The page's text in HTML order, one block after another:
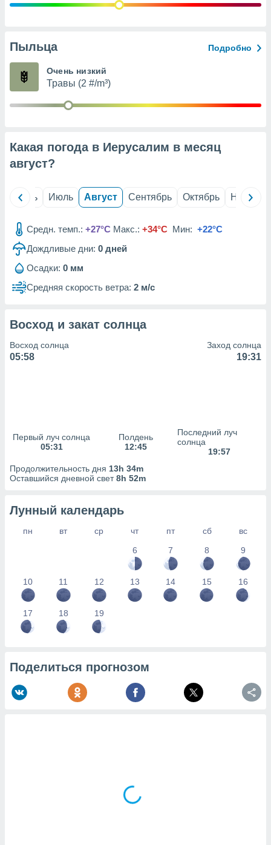
данных
рекламы
сведения
наших 1199
Пыльца Подробно
Очень низкий
Травы (2 #/m³)
Какая погода в Иерусалим в месяц
август?
Июнь Июль Август Сентябрь Октябрь Ноябрь
Средн. темп.: +27°C Макс.: +34°C Мин: +22°C
Дождливые дни: 0 дней
Осадки: 0 мм
Средняя скорость ветра: 2 м/с
Восход и закат солнца
Восход солнца
05:58
Заход солнца
19:31
Первый луч солнца
05:31
Полдень
12:45
Последний луч
солнца
19:57
Продолжительность дня 13h 34m
Оставшийся дневной свет8h 52m
Лунный календарь
пн вт ср чт пт сб
вс
6
7 8 9
10 11 12 13 14 15 16
17 18 19
Поделиться прогнозом